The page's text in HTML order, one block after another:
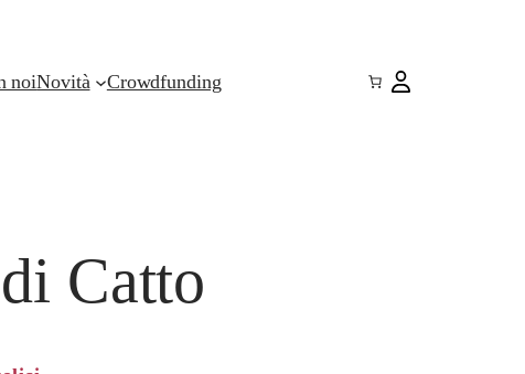
noiNovità Crowdfunding
Catto